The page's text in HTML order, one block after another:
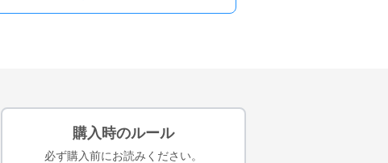
購入時のルール
必ず購入前にお読みください。